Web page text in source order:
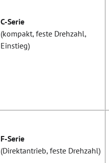
C-Serie
(kompakt, feste Drehzahl,
Einstieg)
F-Serie
(Direktantrieb, feste Drehzahl)